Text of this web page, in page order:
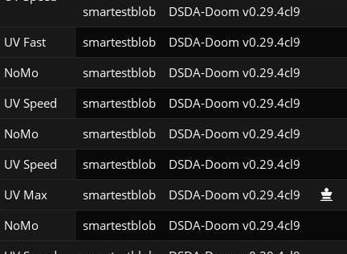
smartestblob DSDA-Doom v0.29.4cl9
UV Fast smartestblob DSDA-Doom v0.29.4cl9
NoMo smartestblob DSDA-Doom v0.29.4cl9
UV Speed smartestblob DSDA-Doom v0.29.4cl9
NoMo smartestblob DSDA-Doom v0.29.4cl9
UV Speed smartestblob DSDA-Doom v0.29.4cl9
UV Max smartestblob DSDA-Doom v0.29.4cl9
NoMo smartestblob DSDA-Doom v0.29.4cl9